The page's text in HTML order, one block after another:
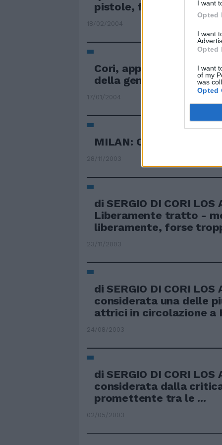
I want
Opted
I want
Opted
I want
of my
was
Opted
pistole, finte, usate ...
18/02/2004
Cori, applausi e lacrime
della gente
17/01/2004
MILAN: CORI CONTRO I
28/11/2003
di SERGIO DI CORI LOS
Liberamente tratto -
liberamente, forse
23/11/2003
di SERGIO DI CORI
considerata una delle
attrici in circolazione a
24/08/2003
di SERGIO DI CORI
considerata dalla
promettente tra le ...
02/05/2003